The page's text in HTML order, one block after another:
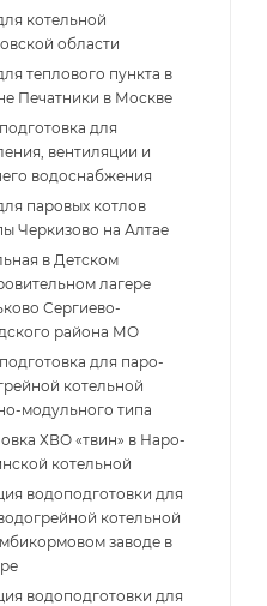
котельной
области
теплового пункта в
Печатники в Москве
для
вентиляции и
водоснабжения
паровых котлов
Черкизово на Алтае
в Детском
лагере
Сергиево-
района МО
для паро-
котельной
модульного типа
ХВО «твин» в Наро-
котельной
водоподготовки для
котельной
заводе в
водоподготовки для